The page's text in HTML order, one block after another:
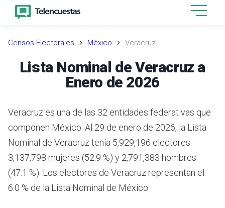
Censos Electorales México Veracruz
Lista Nominal de Veracruz a
Enero de 2026
Veracruz es una de las 32 entidades federativas que
componen México. Al 29 de enero de 2026, la Lista
Nominal de Veracruz tenía 5,929,196 electores:
3,137,798 mujeres (52.9 %) y 2,791,383 hombres
(47.1 %). Los electores de Veracruz representan el
6.0 % de la Lista Nominal de México.